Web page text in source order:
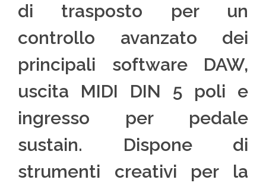
di trasposto per un
controllo avanzato dei
principali software DAW,
uscita MIDI DIN 5 poli e
ingresso per pedale
sustain. Dispone di
strumenti creativi per la